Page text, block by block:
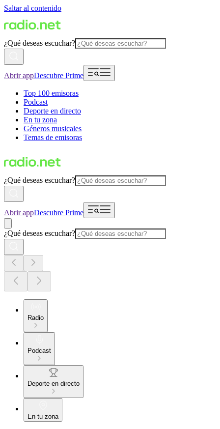
Saltar al contenido
¿Qué deseas escuchar?
Abrir appDescubre Prime
Top 100 emisoras
Podcast
Deporte en directo
En tu zona
Géneros musicales
Temas de emisoras
¿Qué deseas escuchar?
Abrir appDescubre Prime
¿Qué deseas escuchar?
Radio
Podcast
Deporte en directo
En tu zona